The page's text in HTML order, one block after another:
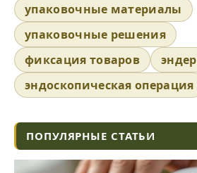
упаковочные материалы
упаковочные решения
фиксация товаров
эндоскопическая операция
ПОПУЛЯРНЫЕ СТАТЬИ